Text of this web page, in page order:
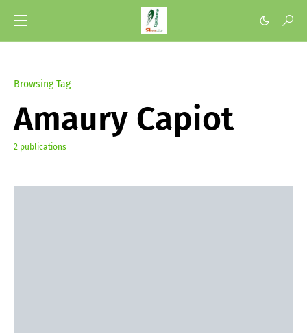
Browsing Tag
Amaury Capiot
2 publications